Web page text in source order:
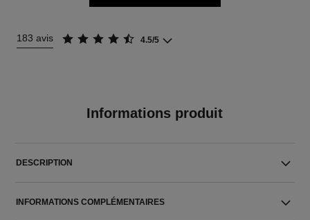
183 avis 4.5/5
Informations produit
DESCRIPTION
INFORMATIONS COMPLÉMENTAIRES